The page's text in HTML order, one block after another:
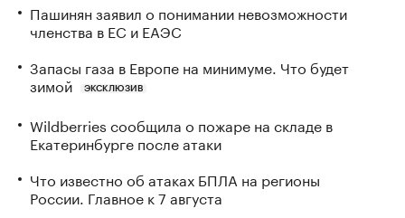
Пашинян заявил о понимании невозможности
членства в ЕС и ЕАЭС
Запасы газа в Европе на минимуме. Что будет
зимой
ЭКСКЛЮЗИВ
Wildberries сообщила о пожаре на складе в
Екатеринбурге после атаки
Что известно об атаках БПЛА на регионы
России. Главное к 7 августа